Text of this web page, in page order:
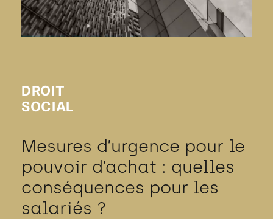
DROIT
SOCIAL
Mesures d’urgence pour le
pouvoir d’achat : quelles
conséquences pour les
salariés ?